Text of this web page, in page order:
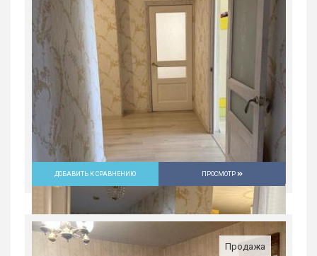
ДОБАВИТЬ К СРАВНЕНИЮ ПРОСМОТР
Продажа